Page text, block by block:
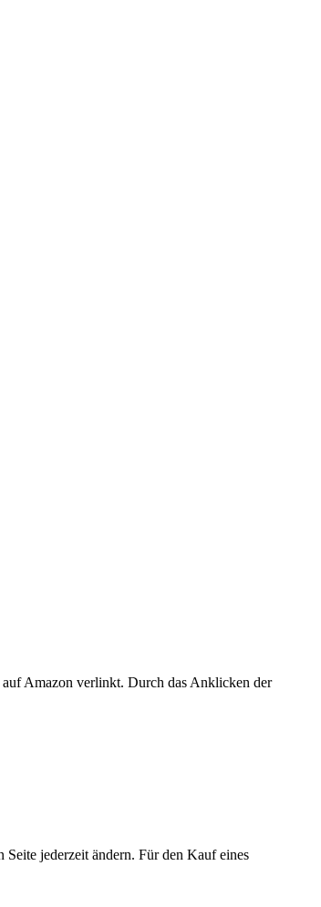
Amazon verlinkt. Durch das Anklicken der
jederzeit ändern. Für den Kauf eines